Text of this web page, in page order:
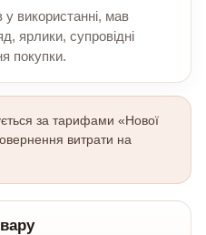
використанні, мав
ярлики, супровідні
покупки.
за тарифами «Нової
витрати на